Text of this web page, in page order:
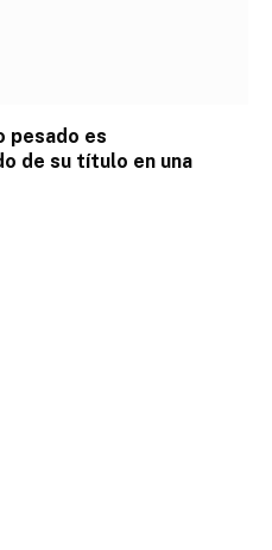
pesado es
de su título en una